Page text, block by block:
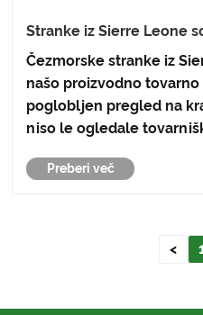
Stranke iz Sierre Leone
zelo pohvalile našo
kakovost izdelkov
Čezmorske stranke iz
našo proizvodno
poglobljen pregled na
niso le ogledale
proizvodne zmogljivosti,
Preberi več
<